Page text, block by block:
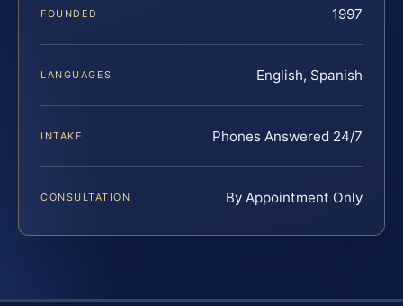
FOUNDED 1997
LANGUAGES English, Spanish
INTAKE Phones Answered 24/7
CONSULTATION By Appointment Only